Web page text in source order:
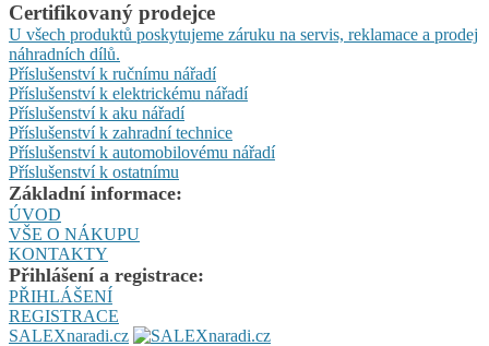
Certifikovaný prodejce
U všech produktů poskytujeme záruku na servis, reklamace a prodej
náhradních dílů.
Příslušenství k ručnímu nářadí
Příslušenství k elektrickému nářadí
Příslušenství k aku nářadí
Příslušenství k zahradní technice
Příslušenství k automobilovému nářadí
Příslušenství k ostatnímu
Základní informace:
ÚVOD
VŠE O NÁKUPU
KONTAKTY
Přihlášení a registrace:
PŘIHLÁŠENÍ
REGISTRACE
SALEXnaradi.cz